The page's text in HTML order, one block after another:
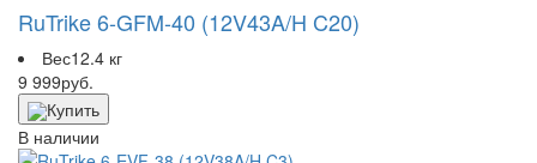
RuTrike 6-GFM-40 (12V43A/H C20)
Вес12.4 кг
9 999руб.
Купить
В наличии